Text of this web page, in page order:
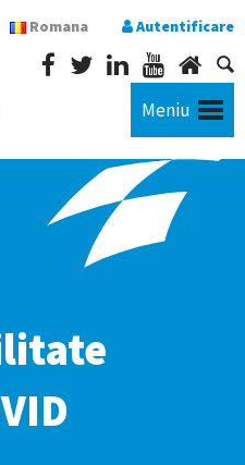
Romana Autentificare
Meniu